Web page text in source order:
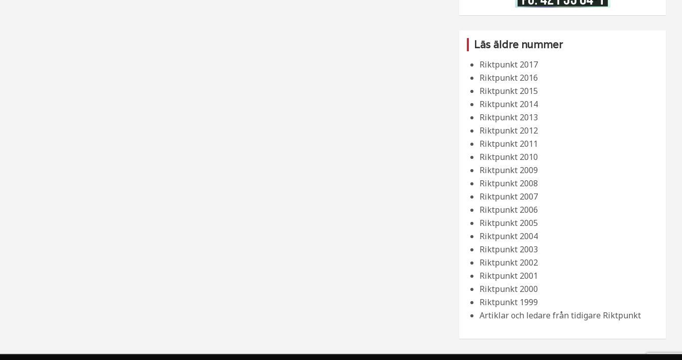
Läs äldre nummer
Riktpunkt 2017
Riktpunkt 2016
Riktpunkt 2015
Riktpunkt 2014
Riktpunkt 2013
Riktpunkt 2012
Riktpunkt 2011
Riktpunkt 2010
Riktpunkt 2009
Riktpunkt 2008
Riktpunkt 2007
Riktpunkt 2006
Riktpunkt 2005
Riktpunkt 2004
Riktpunkt 2003
Riktpunkt 2002
Riktpunkt 2001
Riktpunkt 2000
Riktpunkt 1999
Artiklar och ledare från tidigare Riktpunkt